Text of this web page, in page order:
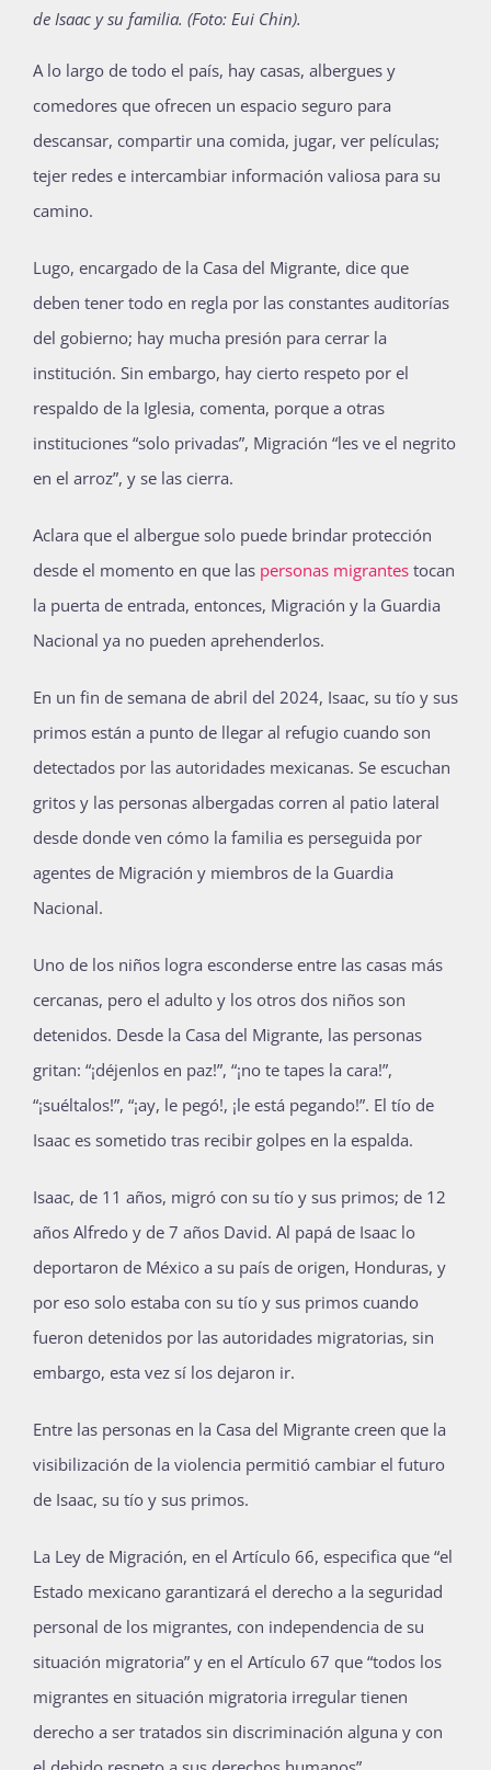
de Isaac y su familia. (Foto: Eui Chin).
A lo largo de todo el país, hay casas, albergues y
comedores que ofrecen un espacio seguro para
descansar, compartir una comida, jugar, ver películas;
tejer redes e intercambiar información valiosa para su
camino.
Lugo, encargado de la Casa del Migrante, dice que
deben tener todo en regla por las constantes auditorías
del gobierno; hay mucha presión para cerrar la
institución. Sin embargo, hay cierto respeto por el
respaldo de la Iglesia, comenta, porque a otras
instituciones “solo privadas”, Migración “les ve el negrito
en el arroz”, y se las cierra.
Aclara que el albergue solo puede brindar protección
desde el momento en que las personas migrantes tocan
la puerta de entrada, entonces, Migración y la Guardia
Nacional ya no pueden aprehenderlos.
En un fin de semana de abril del 2024, Isaac, su tío y sus
primos están a punto de llegar al refugio cuando son
detectados por las autoridades mexicanas. Se escuchan
gritos y las personas albergadas corren al patio lateral
desde donde ven cómo la familia es perseguida por
agentes de Migración y miembros de la Guardia
Nacional.
Uno de los niños logra esconderse entre las casas más
cercanas, pero el adulto y los otros dos niños son
detenidos. Desde la Casa del Migrante, las personas
gritan: “¡déjenlos en paz!”, “¡no te tapes la cara!”,
“¡suéltalos!”, “¡ay, le pegó!, ¡le está pegando!”. El tío de
Isaac es sometido tras recibir golpes en la espalda.
Isaac, de 11 años, migró con su tío y sus primos; de 12
años Alfredo y de 7 años David. Al papá de Isaac lo
deportaron de México a su país de origen, Honduras, y
por eso solo estaba con su tío y sus primos cuando
fueron detenidos por las autoridades migratorias, sin
embargo, esta vez sí los dejaron ir.
Entre las personas en la Casa del Migrante creen que la
visibilización de la violencia permitió cambiar el futuro
de Isaac, su tío y sus primos.
La Ley de Migración, en el Artículo 66, especifica que “el
Estado mexicano garantizará el derecho a la seguridad
personal de los migrantes, con independencia de su
situación migratoria” y en el Artículo 67 que “todos los
migrantes en situación migratoria irregular tienen
derecho a ser tratados sin discriminación alguna y con